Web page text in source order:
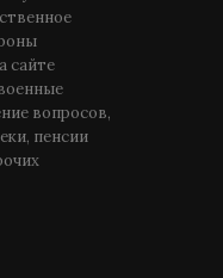
сайте
вопросов,
пенсии